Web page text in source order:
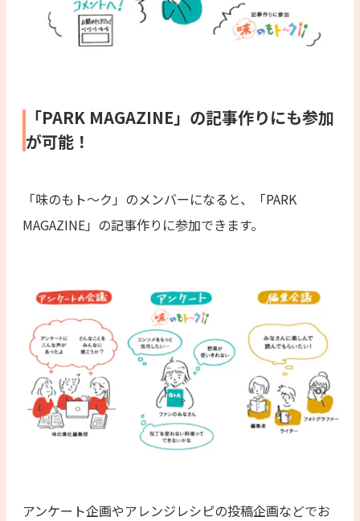
「PARK MAGAZINE」の記事作りにも参加
が可能！
「味のもト〜ク」のメンバーになると、「PARK
MAGAZINE」の記事作りに参加できます。
アンケート企画やアレンジレシピの投稿企画などでお